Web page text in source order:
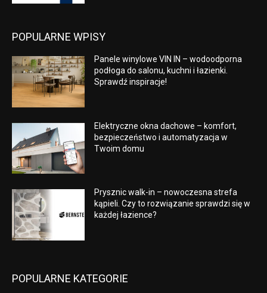
POPULARNE WPISY
Panele winylowe VIN IN – wodoodporna
podłoga do salonu, kuchni i łazienki.
Sprawdź inspiracje!
Elektryczne okna dachowe – komfort,
bezpieczeństwo i automatyzacja w
Twoim domu
Prysznic walk-in – nowoczesna strefa
kąpieli. Czy to rozwiązanie sprawdzi się w
każdej łazience?
POPULARNE KATEGORIE